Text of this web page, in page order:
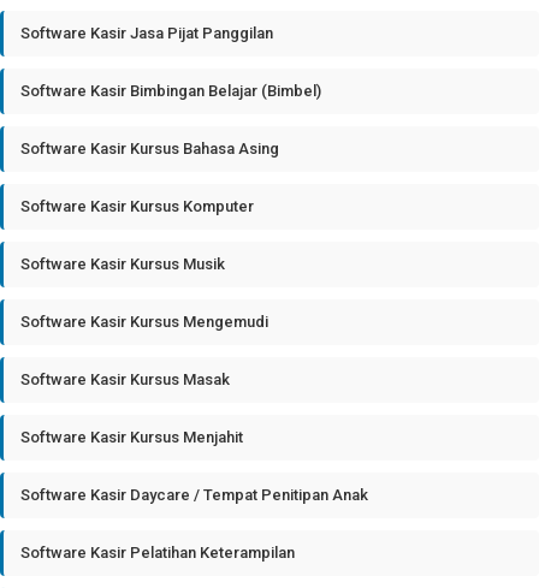
Software Kasir Jasa Pijat Panggilan
Software Kasir Bimbingan Belajar (Bimbel)
Software Kasir Kursus Bahasa Asing
Software Kasir Kursus Komputer
Software Kasir Kursus Musik
Software Kasir Kursus Mengemudi
Software Kasir Kursus Masak
Software Kasir Kursus Menjahit
Software Kasir Daycare / Tempat Penitipan Anak
Software Kasir Pelatihan Keterampilan